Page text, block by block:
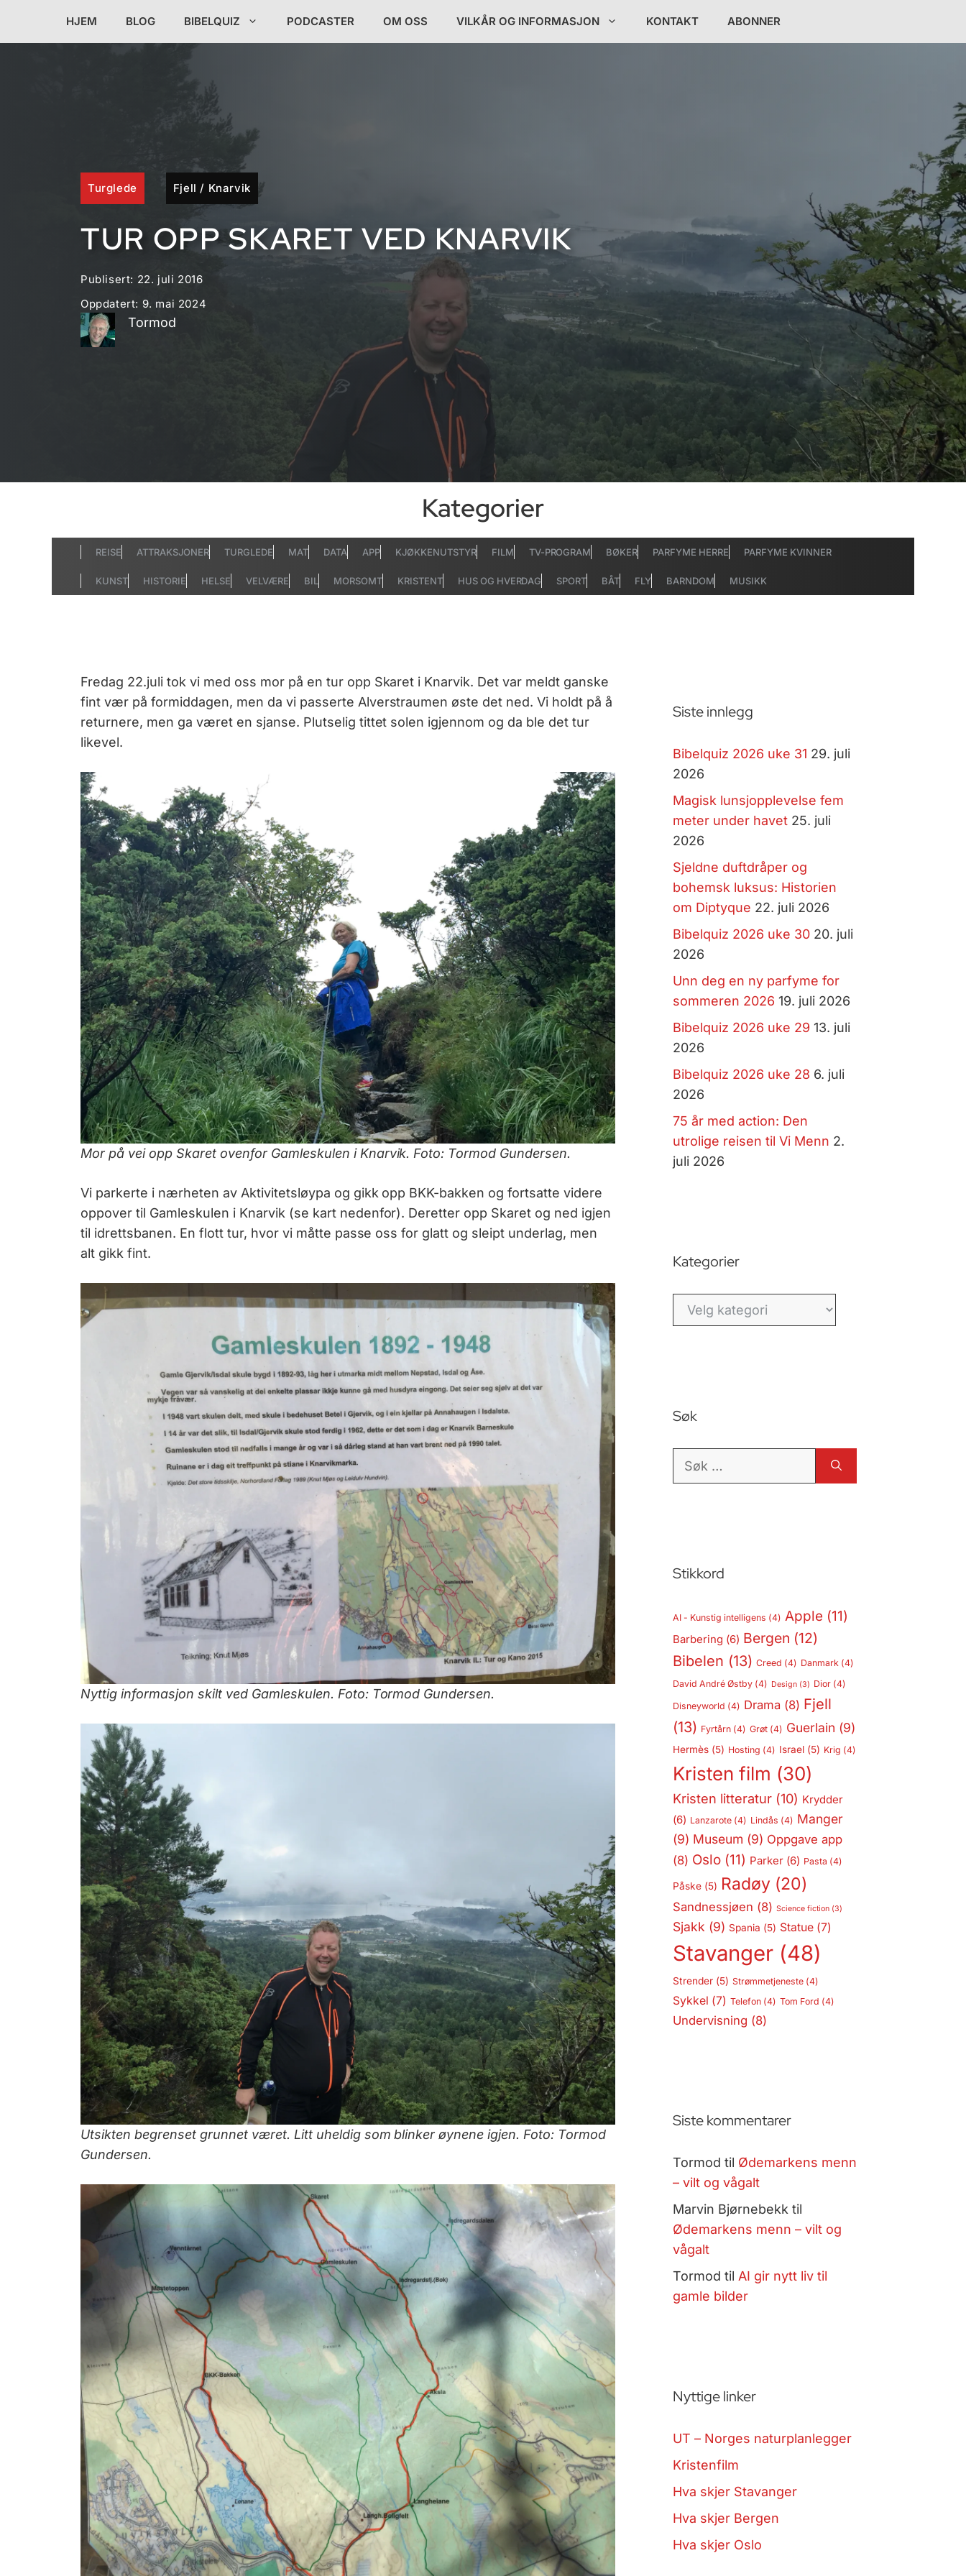
HJEM BLOG BIBELQUIZ PODCASTER OM OSS VILKÅR OG INFORMASJON KONTAKT ABONNER
Turglede Fjell / Knarvik
TUR OPP SKARET VED KNARVIK
Publisert: 22. juli 2016
Oppdatert: 9. mai 2024
Tormod
Kategorier
REISE ATTRAKSJONER TURGLEDE MAT DATA APP KJØKKENUTSTYR FILM TV-PROGRAM BØKER PARFYME HERRE PARFYME KVINNER
KUNST HISTORIE HELSE VELVÆRE BIL MORSOMT KRISTENT HUS OG HVERDAG SPORT BÅT FLY BARNDOM MUSIKK
Fredag 22.juli tok vi med oss mor på en tur opp Skaret i Knarvik. Det var meldt ganske
fint vær på formiddagen, men da vi passerte Alverstraumen øste det ned. Vi holdt på å
returnere, men ga været en sjanse. Plutselig tittet solen igjennom og da ble det tur
likevel.
Mor på vei opp Skaret ovenfor Gamleskulen i Knarvik. Foto: Tormod Gundersen.
Vi parkerte i nærheten av Aktivitetsløypa og gikk opp BKK-bakken og fortsatte videre
oppover til Gamleskulen i Knarvik (se kart nedenfor). Deretter opp Skaret og ned igjen
til idrettsbanen. En flott tur, hvor vi måtte passe oss for glatt og sleipt underlag, men
alt gikk fint.
Nyttig informasjon skilt ved Gamleskulen. Foto: Tormod Gundersen.
Utsikten begrenset grunnet været. Litt uheldig som blinker øynene igjen. Foto: Tormod
Gundersen.
Siste innlegg
Bibelquiz 2026 uke 31 29. juli
2026
Magisk lunsjopplevelse fem
meter under havet 25. juli
2026
Sjeldne duftdråper og
bohemsk luksus: Historien
om Diptyque 22. juli 2026
Bibelquiz 2026 uke 30 20. juli
2026
Unn deg en ny parfyme for
sommeren 2026 19. juli 2026
Bibelquiz 2026 uke 29 13. juli
2026
Bibelquiz 2026 uke 28 6. juli
2026
75 år med action: Den
utrolige reisen til Vi Menn 2.
juli 2026
Kategorier
Kategorier
Søk
Søk
Stikkord
AI - Kunstig intelligens (4) Apple (11)
Barbering (6) Bergen (12)
Bibelen (13) Creed (4) Danmark (4)
David André Østby(4) Design(3) Dior(4)
Disneyworld (4) Drama (8) Fjell
(13) Fyrtårn(4) Grøt(4) Guerlain (9)
Hermès(5) Hosting (4) Israel(5) Krig (4)
Kristen film (30)
Kristen litteratur(10) Krydder
(6) Lanzarote(4) Lindås (4) Manger
(9) Museum (9) Oppgave app
(8) Oslo(11) Parker(6) Pasta (4)
Påske(5) Radøy(20)
Sandnessjøen (8) Science fiction(3)
Sjakk (9) Spania (5) Statue(7)
Stavanger(48)
Strender(5) Strømmetjeneste(4)
Sykkel (7) Telefon(4) Tom Ford (4)
Undervisning (8)
Siste kommentarer
Tormod til Ødemarkens menn
– vilt og vågalt
Marvin Bjørnebekk til
Ødemarkens menn – vilt og
vågalt
Tormod til AI gir nytt liv til
gamle bilder
Nyttige linker
UT – Norges naturplanlegger
Kristenfilm
Hva skjer Stavanger
Hva skjer Bergen
Hva skjer Oslo